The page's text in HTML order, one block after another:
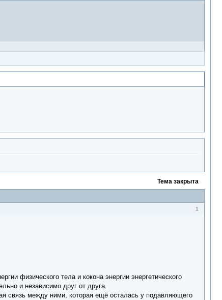
Тема закрыта
1
физического тела и кокона энергии энергетического
и независимо друг от друга.
связь между ними, которая ещё осталась у подавляющего